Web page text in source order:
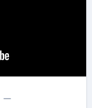
—